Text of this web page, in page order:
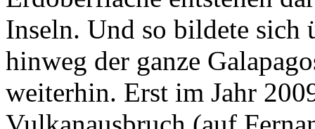
hinweg der ganze
weiterhin. Erst im Jahr
Vulkanausbruch (auf
Insel wächst um einige